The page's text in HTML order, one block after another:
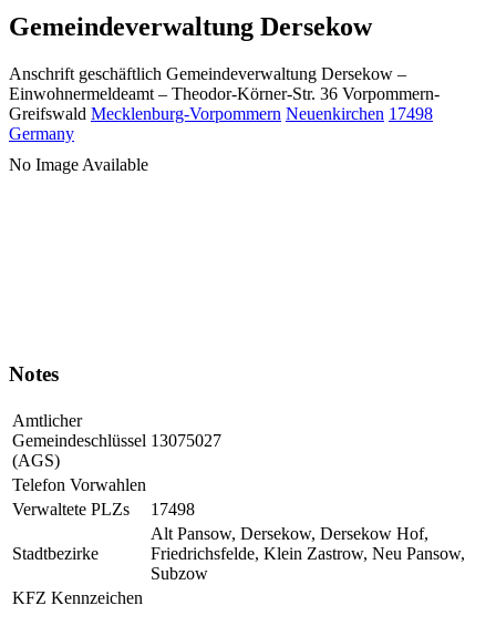
Gemeindeverwaltung Dersekow
Anschrift geschäftlich Gemeindeverwaltung Dersekow –
Einwohnermeldeamt – Theodor-Körner-Str. 36 Vorpommern-
Greifswald Mecklenburg-Vorpommern Neuenkirchen 17498
Germany
No Image Available
Notes
Amtlicher
Gemeindeschlüssel
(AGS)
13075027
Telefon Vorwahlen
Verwaltete PLZs
17498
Stadtbezirke
Alt Pansow, Dersekow, Dersekow Hof,
Friedrichsfelde, Klein Zastrow, Neu Pansow,
Subzow
KFZ Kennzeichen